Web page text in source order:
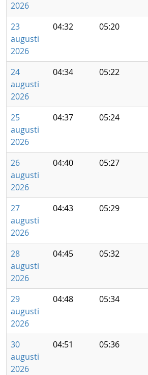
2026
23
augusti
2026
04:32 05:20
24
augusti
2026
04:34 05:22
25
augusti
2026
04:37 05:24
26
augusti
2026
04:40 05:27
27
augusti
2026
04:43 05:29
28
augusti
2026
04:45 05:32
29
augusti
2026
04:48 05:34
30
augusti
2026
04:51 05:36